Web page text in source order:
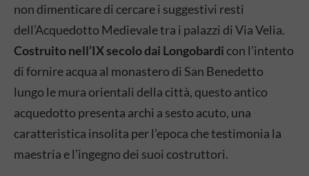
non dimenticare di cercare i suggestivi resti
dell’Acquedotto Medievale tra i palazzi di Via Velia.
Costruito nell’IX secolo dai Longobardi con l’intento
di fornire acqua al monastero di San Benedetto
lungo le mura orientali della città, questo antico
acquedotto presenta archi a sesto acuto, una
caratteristica insolita per l’epoca che testimonia la
maestria e l’ingegno dei suoi costruttori.